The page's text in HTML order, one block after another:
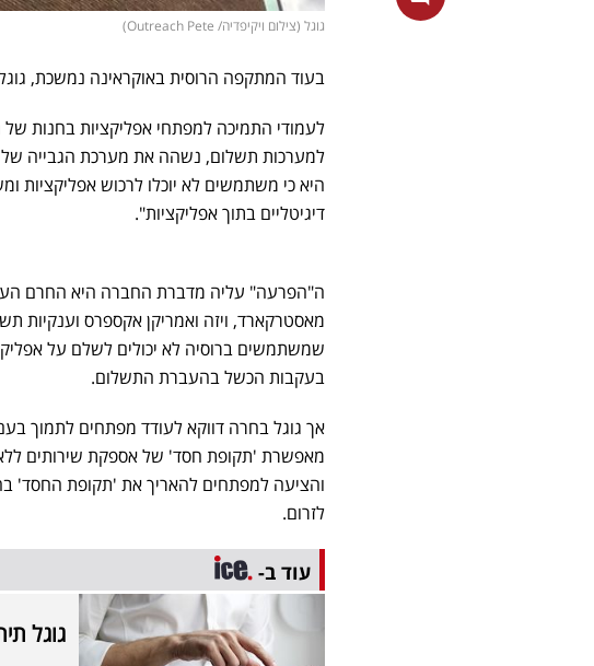
גוגל (צילום ויקיפדיה/ Outreach Pete)
בעוד המתקפה הרוסית באוקראינה נמשכת,
לעמודי התמיכה למפתחי אפליקציות בחנות
למערכות תשלום, נשהה את מערכת הגבייה של
היא כי משתמשים לא יוכלו לרכוש אפליקציות
דיגיטליים בתוך אפליקציות".
ה"הפרעה" עליה מדברת החברה היא החרם
מאסטרקארד, ויזה ואמריקן אקספרס וענקיות
שמשתמשים ברוסיה לא יכולים לשלם על
בעקבות הכשל בהעברת התשלום.
אך גוגל בחרה דווקא לעודד מפתחים לתמוך
מאפשרת 'תקופת חסד' של אספקת שירותים
והציעה למפתחים להאריך את 'תקופת החסד'
לזרום.
עוד ב-
גוגל